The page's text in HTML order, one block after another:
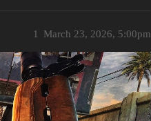
March 23, 2026, 5:00pm
1